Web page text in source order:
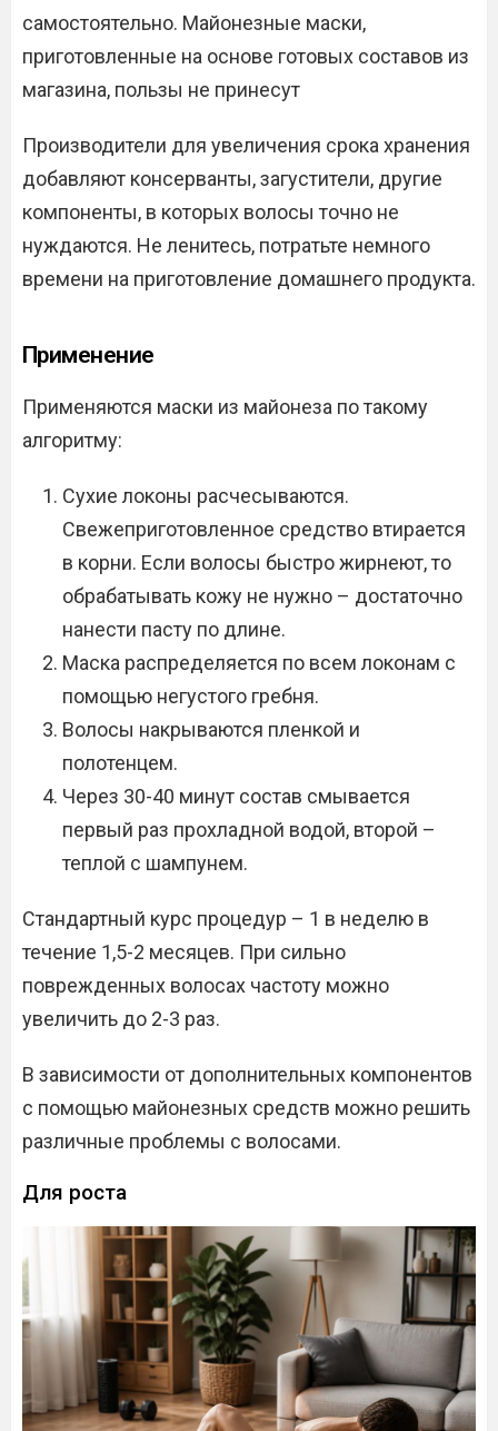
самостоятельно. Майонезные маски,
приготовленные на основе готовых составов из
магазина, пользы не принесут
Производители для увеличения срока хранения
добавляют консерванты, загустители, другие
компоненты, в которых волосы точно не
нуждаются. Не ленитесь, потратьте немного
времени на приготовление домашнего продукта.
Применение
Применяются маски из майонеза по такому
алгоритму:
Сухие локоны расчесываются.
Свежеприготовленное средство втирается
в корни. Если волосы быстро жирнеют, то
обрабатывать кожу не нужно – достаточно
нанести пасту по длине.
Маска распределяется по всем локонам с
помощью негустого гребня.
Волосы накрываются пленкой и
полотенцем.
Через 30-40 минут состав смывается
первый раз прохладной водой, второй –
теплой с шампунем.
Стандартный курс процедур – 1 в неделю в
течение 1,5-2 месяцев. При сильно
поврежденных волосах частоту можно
увеличить до 2-3 раз.
В зависимости от дополнительных компонентов
с помощью майонезных средств можно решить
различные проблемы с волосами.
Для роста